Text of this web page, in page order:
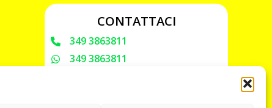
CONTATTACI
349 3863811
349 3863811